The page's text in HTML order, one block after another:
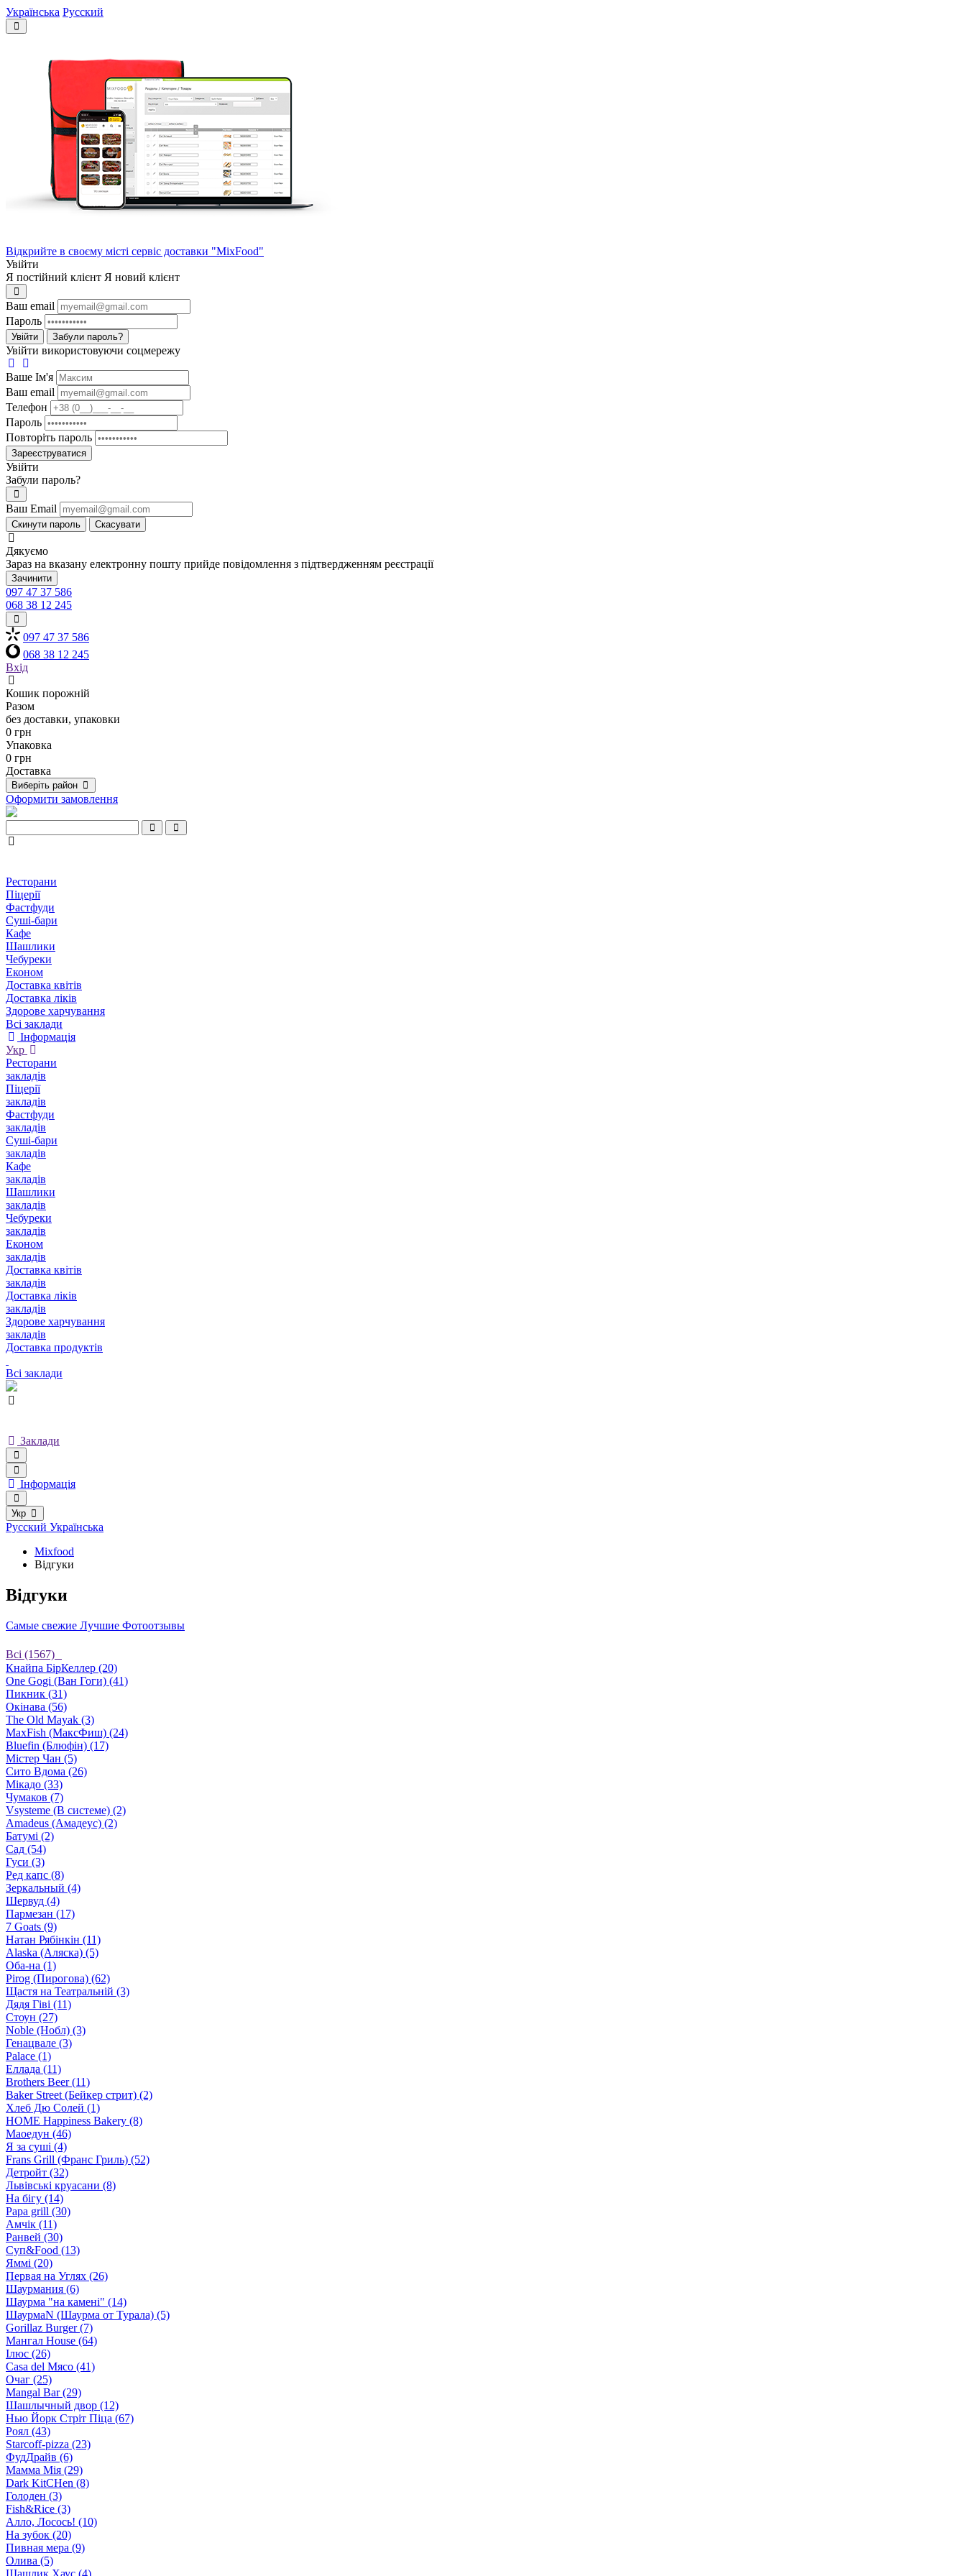
Українська Русский
Відкрийте в своєму місті сервіс доставки "MixFood"
Увійти
Я постійний клієнт Я новий клієнт
Ваш email
Пароль
Увійти Забули пароль?
Увійти використовуючи соцмережу
Ваше Iм'я
Ваш email
Телефон
Пароль
Повторіть пароль
Зареєструватися
Увійти
Забули пароль?
Ваш Email
Скинути пароль Скасувати
Дякуємо
Зараз на вказану електронну пошту прийде повідомлення з підтвердженням реєстрації
Зачинити
097 47 37 586
068 38 12 245
097 47 37 586
068 38 12 245
Вхід
Кошик порожній
Разом
без доставки, упаковки
0 грн
Упаковка
0 грн
Доставка
Виберіть район
Оформити замовлення
Ресторани
Піцерії
Фастфуди
Суші-бари
Кафе
Шашлики
Чебуреки
Економ
Доставка квітів
Доставка ліків
Здорове харчування
Всі заклади
Інформація
Укр
Ресторани
закладів
Піцерії
закладів
Фастфуди
закладів
Суші-бари
закладів
Кафе
закладів
Шашлики
закладів
Чебуреки
закладів
Економ
закладів
Доставка квітів
закладів
Доставка ліків
закладів
Здорове харчування
закладів
Доставка продуктів
Всі заклади
Заклади
Інформація
Укр
Русский Українська
Mixfood
Відгуки
Відгуки
Самые свежие Лучшие Фотоотзывы
Bсі (1567)
Кнайпа БірКеллер (20)
One Gogi (Ван Гоги) (41)
Пикник (31)
Окінава (56)
The Old Mayak (3)
MaxFish (МаксФиш) (24)
Bluefin (Блюфін) (17)
Містер Чан (5)
Сито Вдома (26)
Мікадо (33)
Чумаков (7)
Vsysteme (В системе) (2)
Amadeus (Амадеус) (2)
Батумі (2)
Сад (54)
Гуси (3)
Ред капс (8)
Зеркальный (4)
Шервуд (4)
Пармезан (17)
7 Goats (9)
Натан Рябiнкiн (11)
Alaska (Аляска) (5)
Оба-на (1)
Pirog (Пирогова) (62)
Щастя на Театральній (3)
Дядя Гіві (11)
Стоун (27)
Noble (Нобл) (3)
Генацвале (3)
Palace (1)
Еллада (11)
Brothers Beer (11)
Baker Street (Бейкер стрит) (2)
Хлеб Дю Солей (1)
HOME Happiness Bakery (8)
Маоедун (46)
Я за суші (4)
Frans Grill (Франс Гриль) (52)
Детройт (32)
Львівські круасани (8)
На бігу (14)
Papa grill (30)
Амчік (11)
Ранвей (30)
Суп&Food (13)
Яммі (20)
Первая на Углях (26)
Шаурмания (6)
Шаурма "на камені" (14)
ШаурмаN (Шаурма от Турала) (5)
Gorillaz Burger (7)
Мангал House (64)
Ілюс (26)
Casa del Мясо (41)
Очаг (25)
Mangal Bar (29)
Шашлычный двор (12)
Нью Йорк Стріт Піца (67)
Роял (43)
Starcoff-pizza (23)
ФудДрайв (6)
Мамма Мія (29)
Dark KitCHen (8)
Голоден (3)
Fish&Rice (3)
Алло, Лосось! (10)
На зубок (20)
Пивная мера (9)
Олива (5)
Шашлик Хаус (4)